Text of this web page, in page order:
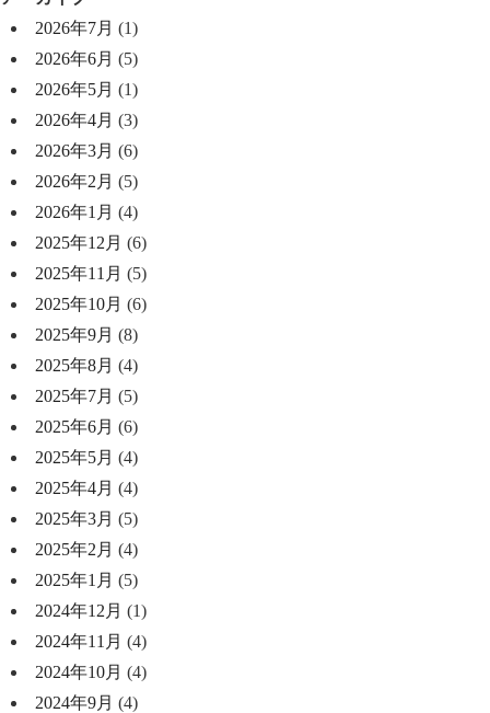
2026年7月 (1)
2026年6月 (5)
2026年5月 (1)
2026年4月 (3)
2026年3月 (6)
2026年2月 (5)
2026年1月 (4)
2025年12月 (6)
2025年11月 (5)
2025年10月 (6)
2025年9月 (8)
2025年8月 (4)
2025年7月 (5)
2025年6月 (6)
2025年5月 (4)
2025年4月 (4)
2025年3月 (5)
2025年2月 (4)
2025年1月 (5)
2024年12月 (1)
2024年11月 (4)
2024年10月 (4)
2024年9月 (4)